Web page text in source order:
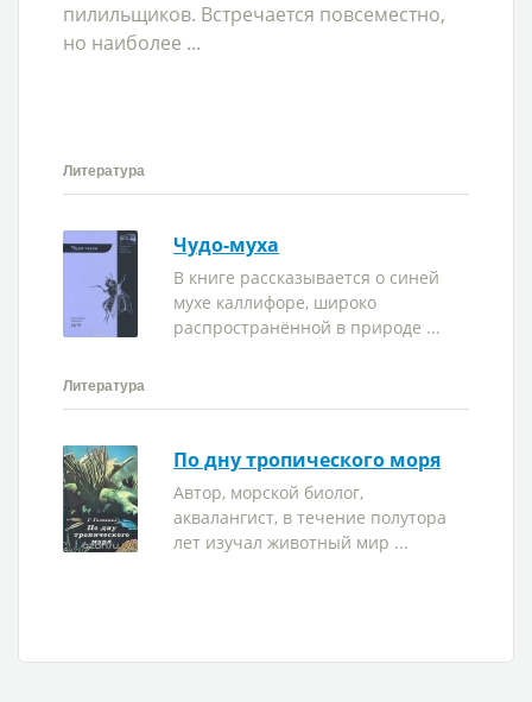
пилильщиков. Встречается повсеместно,
но наиболее ...
Литература
Чудо-муха
В книге рассказывается о синей
мухе каллифоре, широко
распространённой в природе ...
Литература
По дну тропического моря
Автор, морской биолог,
аквалангист, в течение полутора
лет изучал животный мир ...